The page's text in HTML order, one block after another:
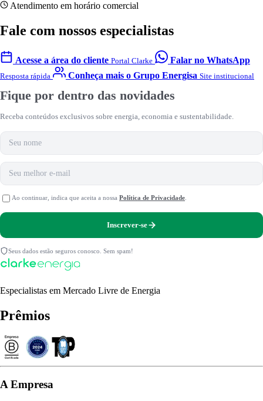
Atendimento em horário comercial
Fale com nossos especialistas
Acesse a área do cliente Portal Clarke Falar no WhatsApp
Resposta rápida Conheça mais o Grupo Energisa Site institucional
Fique por dentro das novidades
Receba conteúdos exclusivos sobre energia, economia e sustentabilidade.
Nome
E-mail
Ao continuar, indica que aceita a nossa Política de Privacidade
Inscrever-se
Seus dados estão seguros conosco. Sem spam!
Especialistas em Mercado Livre de Energia
Prêmios
A Empresa